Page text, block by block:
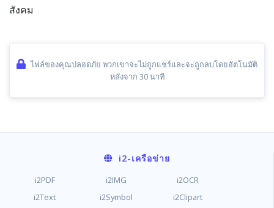
สังคม
ไฟล์ของคุณปลอดภัย พวกเขาจะไม่ถูกแชร์และจะถูกลบโดยอัตโนมัติ
หลังจาก 30 นาที
i2-เครือข่าย
i2PDF i2IMG
i2OCR
i2Text
i2Symbol
i2Clipart